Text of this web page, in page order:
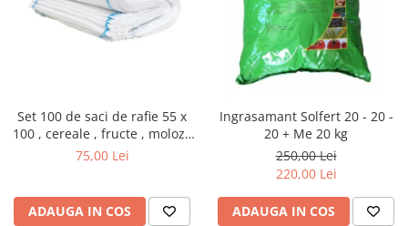
Set 100 de saci de rafie 55 x
100 , cereale , fructe , moloz ,
menaj si depozitare
75,00 Lei
ADAUGA IN COS
Ingrasamant Solfert 20 - 20 -
20 + Me 20 kg
250,00 Lei
220,00 Lei
ADAUGA IN COS